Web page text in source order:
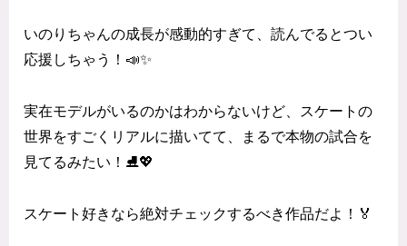
いのりちゃんの成長が感動的すぎて、読んでるとつい
応援しちゃう！📣✨
実在モデルがいるのかはわからないけど、スケートの
世界をすごくリアルに描いてて、まるで本物の試合を
見てるみたい！⛸️💖
スケート好きなら絶対チェックするべき作品だよ！🏅